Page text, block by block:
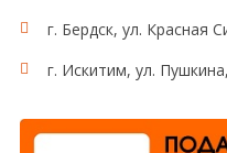
г. Бердск, ул. Красная
г. Искитим, ул.